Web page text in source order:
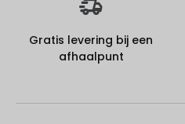
Gratis levering bij een
afhaalpunt